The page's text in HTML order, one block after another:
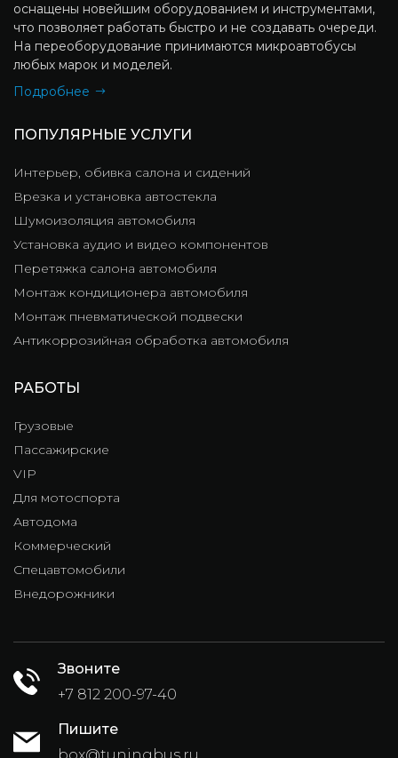
оснащены новейшим оборудованием и инструментами,
что позволяет работать быстро и не создавать очереди.
На переоборудование принимаются микроавтобусы
любых марок и моделей.
Подробнее
ПОПУЛЯРНЫЕ УСЛУГИ
Интерьер, обивка салона и сидений
Врезка и установка автостекла
Шумоизоляция автомобиля
Установка аудио и видео компонентов
Перетяжка салона автомобиля
Монтаж кондиционера автомобиля
Монтаж пневматической подвески
Антикоррозийная обработка автомобиля
РАБОТЫ
Грузовые
Пассажирские
VIP
Для мотоспорта
Автодома
Коммерческий
Спецавтомобили
Внедорожники
Звоните
+7 812 200-97-40
Пишите